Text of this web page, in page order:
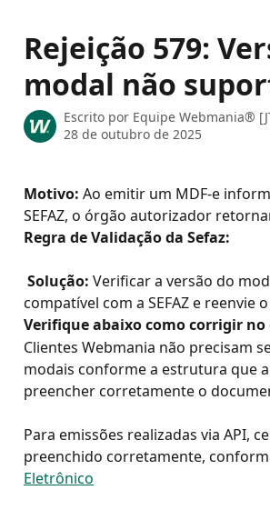
Rejeição 579:
modal não
Escrito por Equipe Webmania®
28 de outubro de 2025
Motivo: Ao emitir um MDF-e
SEFAZ, o órgão autorizador
Regra de Validação da Sefaz:
Solução: Verificar a versão do
compatível com a SEFAZ e reenvie
Verifique abaixo como corrigir no
Clientes Webmania não precisam
modais conforme a estrutura que
preencher corretamente o
Para emissões realizadas via API,
preenchido corretamente,
Eletrônico